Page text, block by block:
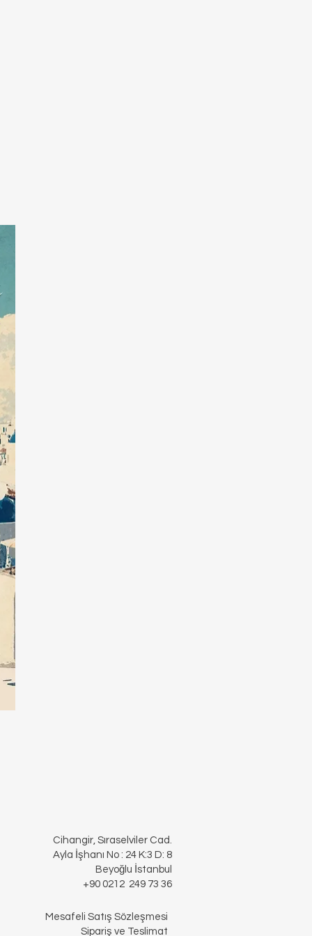
Cihangir, Sıraselviler Cad.
Ayla İşhanı No : 24 K:3 D: 8
Beyoğlu İstanbul
+90 0212 249 73 36
Mesafeli Satış Sözleşmesi
Sipariş ve Teslimat